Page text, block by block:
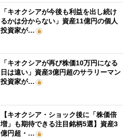
「キオクシアが今後も利益を出し続け
るかは分からない」資産11億円の個人
投資家が…
「キオクシアが再び株価10万円になる
日は遠い」資産3億円超のサラリーマン
投資家が…
【キオクシア・ショック後に「株価倍
増」も期待できる注目銘柄5選】資産3
億円超・…